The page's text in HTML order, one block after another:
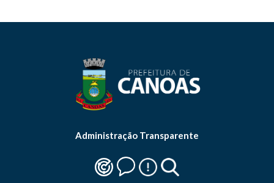
Administração Transparente